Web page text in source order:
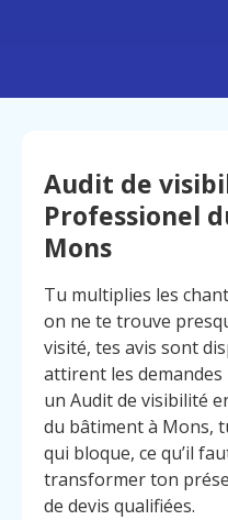
Audit de
Professionel
Mons
Tu multiplies les
on ne te trouve
visité, tes avis sont
attirent les demandes
un Audit de visibilité
du bâtiment à Mons,
qui bloque, ce qu’il
transformer ton
de devis qualifiées.